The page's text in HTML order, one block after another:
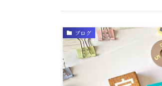
ブログ